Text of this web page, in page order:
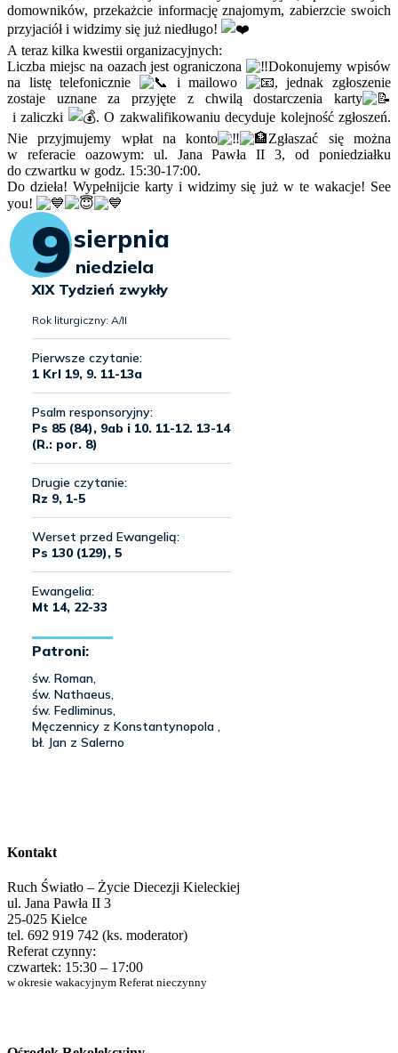
domowników, przekażcie informację znajomym, zabierzcie swoich
przyjaciół i widzimy się już niedługo!
A teraz kilka kwestii organizacyjnych:
Liczba miejsc na oazach jest ograniczona
Dokonujemy wpisów
na listę telefonicznie
i mailowo
, jednak zgłoszenie
zostaje uznane za przyjęte z chwilą dostarczenia karty
i zaliczki
. O zakwalifikowaniu decyduje kolejność zgłoszeń.
Nie przyjmujemy wpłat na konto
Zgłaszać się można
w referacie oazowym: ul. Jana Pawła II 3, od poniedziałku
do czwartku w godz. 15:30-17:00.
Do dzieła! Wypełnijcie karty i widzimy się już w te wakacje! See
you!
Kontakt
Ruch Światło – Życie Diecezji Kieleckiej
ul. Jana Pawła II 3
25-025 Kielce
tel. 692 919 742 (ks. moderator)
Referat czynny:
czwartek: 15:30 – 17:00
w okresie wakacyjnym Referat nieczynny